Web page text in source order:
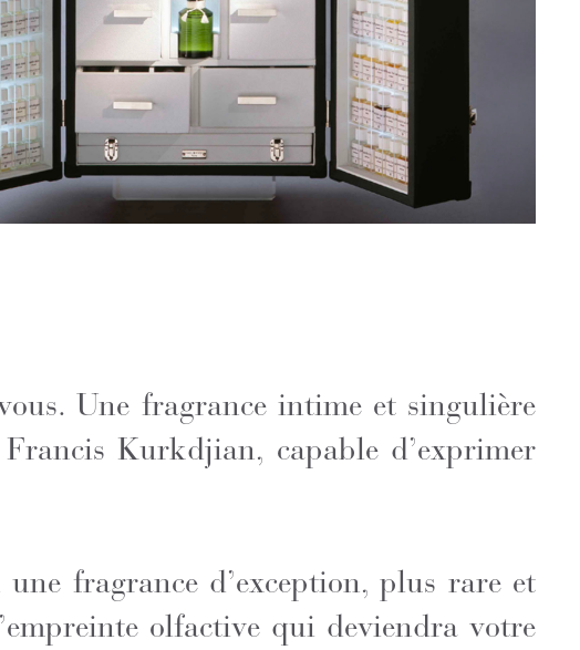
Une fragrance intime et singulière
Kurkdjian, capable d’exprimer
fragrance d’exception, plus rare et
olfactive qui deviendra votre